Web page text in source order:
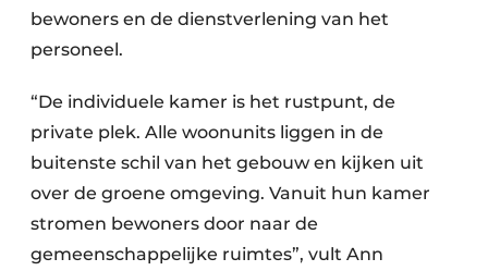
bewoners en de dienstverlening van het
personeel.
“De individuele kamer is het rustpunt, de
private plek. Alle woonunits liggen in de
buitenste schil van het gebouw en kijken uit
over de groene omgeving. Vanuit hun kamer
stromen bewoners door naar de
gemeenschappelijke ruimtes”, vult Ann